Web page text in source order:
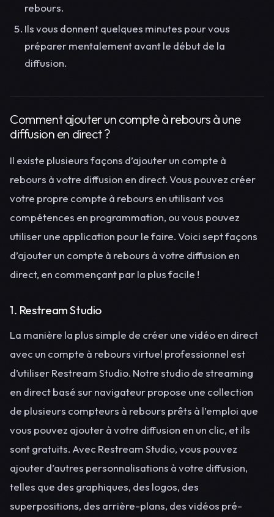
rebours.
Ils vous donnent quelques minutes pour vous
préparer mentalement avant le début de la
diffusion.
Comment ajouter un compte à rebours à une
diffusion en direct ?
Il existe plusieurs façons d’ajouter un compte à
rebours à votre diffusion en direct. Vous pouvez créer
votre propre compte à rebours en utilisant vos
compétences en programmation, ou vous pouvez
utiliser une application pour le faire. Voici sept façons
d’ajouter un compte à rebours à votre diffusion en
direct, en commençant par la plus facile !
1. Restream Studio
La manière la plus simple de créer une vidéo en direct
avec un compte à rebours virtuel professionnel est
d’utiliser Restream Studio. Notre studio de streaming
en direct basé sur navigateur propose une collection
de plusieurs compteurs à rebours prêts à l’emploi que
vous pouvez ajouter à votre diffusion en un clic, et ils
sont gratuits. Avec Restream Studio, vous pouvez
ajouter d’autres personnalisations à votre diffusion,
telles que des graphiques, des logos, des
superpositions, des arrière-plans, des vidéos pré-